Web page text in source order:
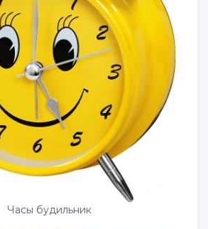
Часы будильник